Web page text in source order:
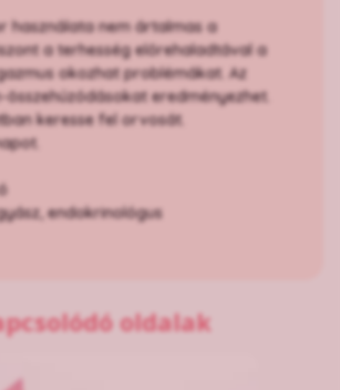
használata nem ártalmas a
a terhesség előrehaladtával a
okozhat problémákat. Az
eredményezhet.
keresse fel orvosát.
endokrinológus
oldalak